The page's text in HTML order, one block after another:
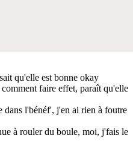
qu'elle est bonne okay
faire effet, paraît qu'elle
l'bénéf', j'en ai rien à foutre
à rouler du boule, moi, j'fais le